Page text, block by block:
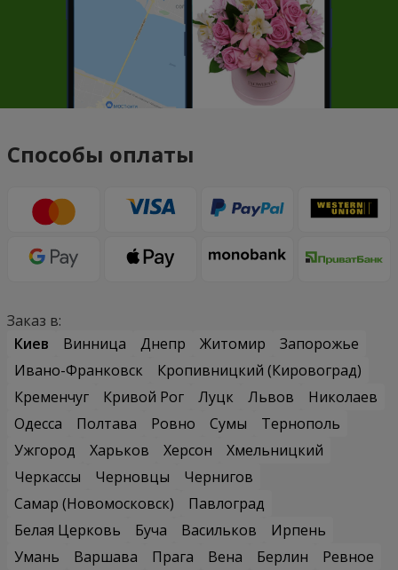
Способы оплаты
Заказ в:
Киев
Винница Днепр Житомир
Запорожье
Ивано-Франковск
Кропивницкий (Кировоград)
Кременчуг
Кривой Рог Луцк Львов
Николаев
Одесса
Полтава Ровно Сумы
Тернополь
Ужгород
Харьков Херсон
Хмельницкий
Черкассы
Черновцы
Чернигов
Самар (Новомосковск)
Павлоград
Белая Церковь
Буча Васильков
Ирпень
Умань
Варшава Прага Вена Берлин
Ревное